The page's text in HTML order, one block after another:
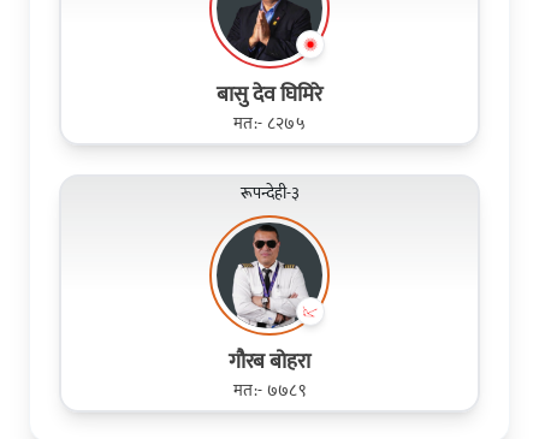
बासु देव घिमिरे
मत:- ८२७५
रूपन्देही-३
गौरब बोहरा
मत:- ७७८९